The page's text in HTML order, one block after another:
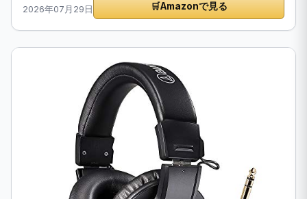
2026年07月29日 🛒Amazonで見る